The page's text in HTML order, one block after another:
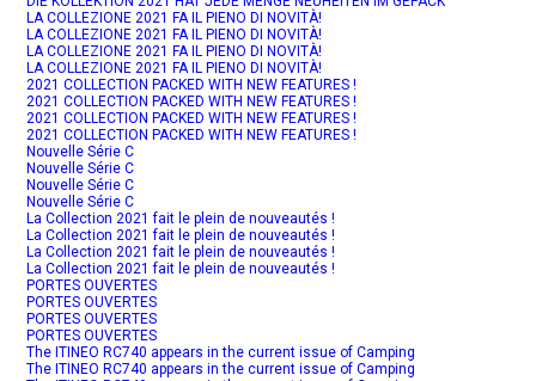
LA COLLEZIONE 2021 FA IL PIENO DI NOVITÀ!
LA COLLEZIONE 2021 FA IL PIENO DI NOVITÀ!
LA COLLEZIONE 2021 FA IL PIENO DI NOVITÀ!
LA COLLEZIONE 2021 FA IL PIENO DI NOVITÀ!
2021 COLLECTION PACKED WITH NEW FEATURES !
2021 COLLECTION PACKED WITH NEW FEATURES !
2021 COLLECTION PACKED WITH NEW FEATURES !
2021 COLLECTION PACKED WITH NEW FEATURES !
Nouvelle Série C
Nouvelle Série C
Nouvelle Série C
Nouvelle Série C
La Collection 2021 fait le plein de nouveautés !
La Collection 2021 fait le plein de nouveautés !
La Collection 2021 fait le plein de nouveautés !
La Collection 2021 fait le plein de nouveautés !
PORTES OUVERTES
PORTES OUVERTES
PORTES OUVERTES
PORTES OUVERTES
The ITINEO RC740 appears in the current issue of Camping
The ITINEO RC740 appears in the current issue of Camping